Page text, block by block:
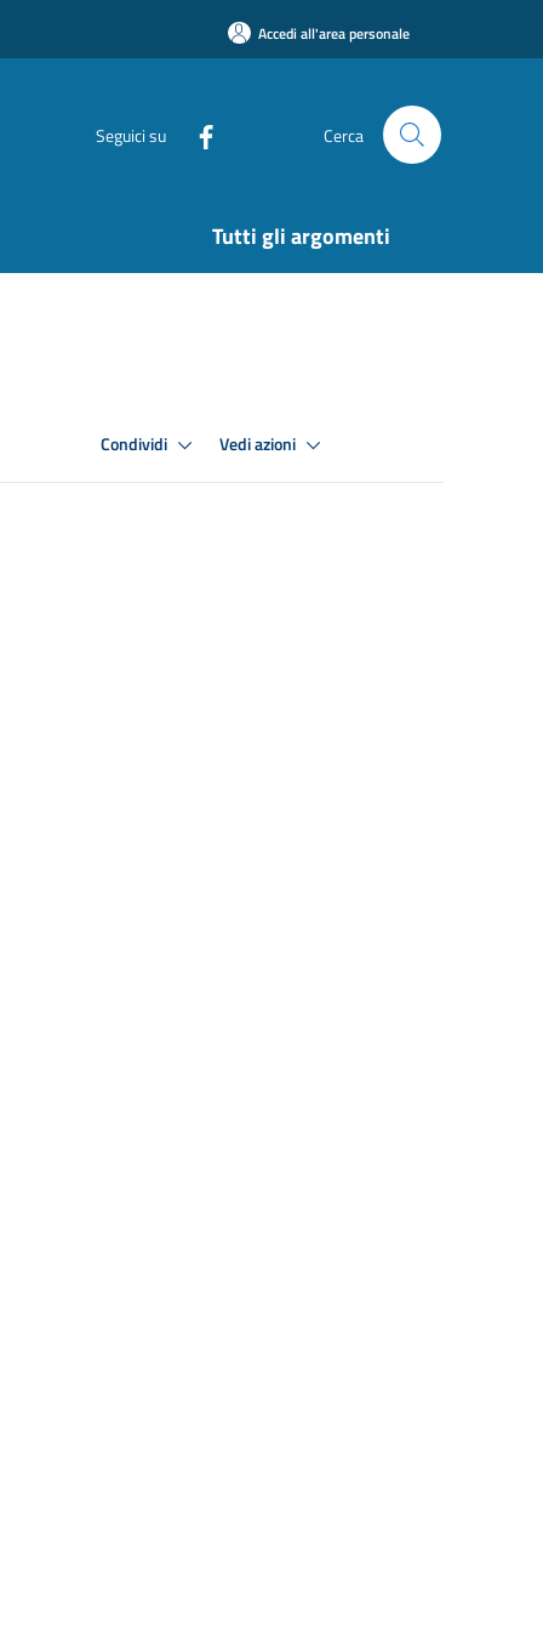
Accedi all'area personale
Seguici su Cerca
Tutti gli argomenti
Condividi Vedi azioni